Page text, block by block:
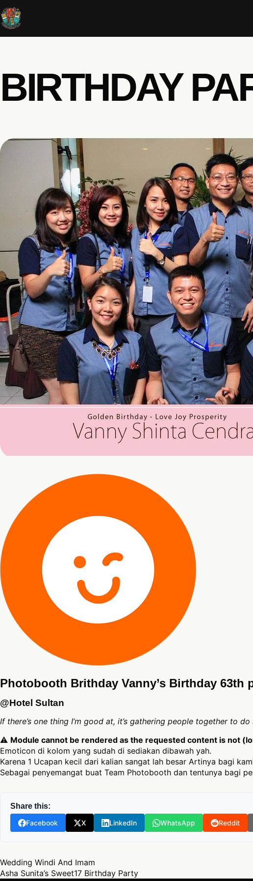
BIRTHDAY
Photobooth Brithday Vanny’s Birthday 63th
@Hotel Sultan
If there’s one thing I’m good at, it’s gathering people together to
⚠ Module cannot be rendered as the requested content is not
Emoticon di kolom yang sudah di sediakan dibawah yah.
Karena 1 Ucapan kecil dari kalian sangat lah besar Artinya bagi
Sebagai penyemangat buat Team Photobooth dan tentunya bagi
Share this:
Facebook
X LinkedIn WhatsApp Reddit
Post navigation
Wedding Windi And Imam
Asha Sunita’s Sweet17 Birthday Party